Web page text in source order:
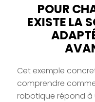
POUR
EXISTE LA
Cet exemple
comprendre
robotique répond à